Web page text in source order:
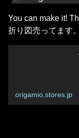
You can make it!
折り図売ってます
origamio.stores.jp